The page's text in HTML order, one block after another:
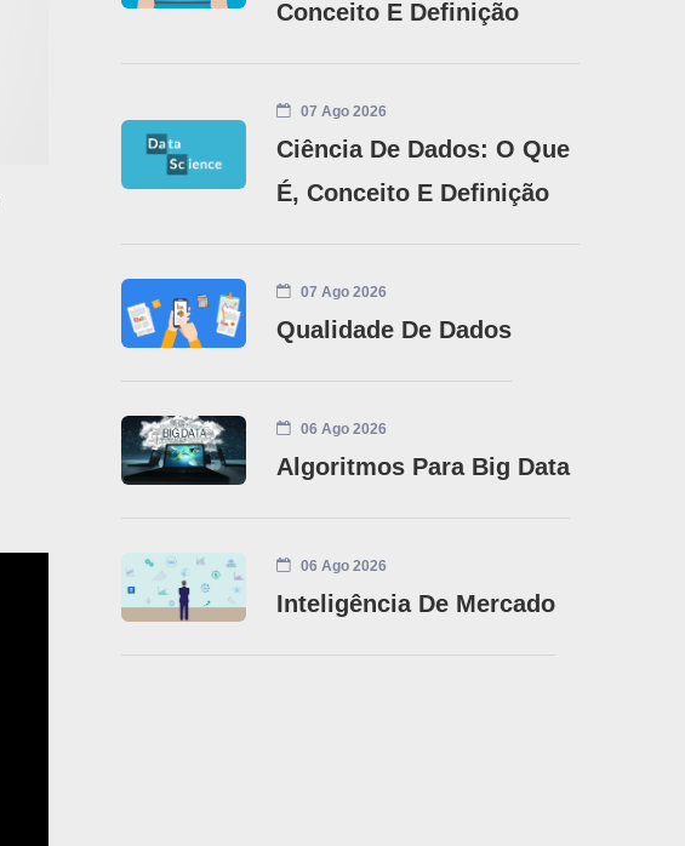
Conceito E Definição
07 Ago 2026
Ciência De Dados: O Que
É, Conceito E Definição
07 Ago 2026
Qualidade De Dados
06 Ago 2026
Algoritmos Para Big Data
06 Ago 2026
Inteligência De Mercado